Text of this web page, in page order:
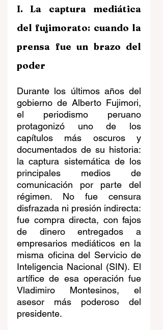
I. La captura mediática
del fujimorato: cuando la
prensa fue un brazo del
poder
Durante los últimos años del
gobierno de Alberto Fujimori,
el periodismo peruano
protagonizó uno de los
capítulos más oscuros y
documentados de su historia:
la captura sistemática de los
principales medios de
comunicación por parte del
régimen. No fue censura
disfrazada ni presión indirecta:
fue compra directa, con fajos
de dinero entregados a
empresarios mediáticos en la
misma oficina del Servicio de
Inteligencia Nacional (SIN). El
artífice de esa operación fue
Vladimiro Montesinos, el
asesor más poderoso del
presidente.